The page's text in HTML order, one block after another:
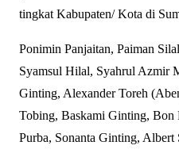
tingkat Kabupaten/ Kota di
Ponimin Panjaitan, Paiman
Syamsul Hilal, Syahrul Azmir
Ginting, Alexander Toreh
Tobing, Baskami Ginting, Bon
Purba, Sonanta Ginting, Albert